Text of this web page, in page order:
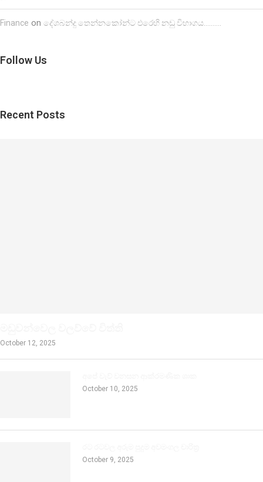
Finance on දේශබන්දු තෙන්නකෝන්ට එරෙහි නඩු විභාගය……….
Follow Us
Recent Posts
October 12, 2025
October 10, 2025
October 9, 2025